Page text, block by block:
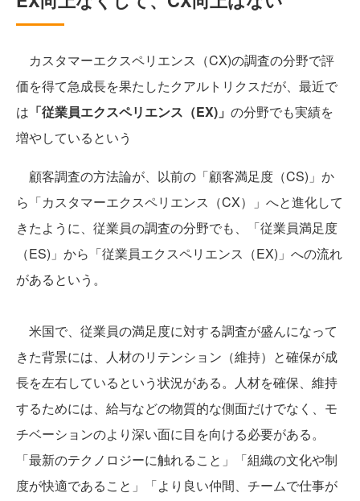
カスタマーエクスペリエンス（CX)の調査の分野で評
価を得て急成長を果たしたクアルトリクスだが、最近で
は 「従業員エクスペリエンス（EX)」 の分野でも実績を
増やしているという
顧客調査の方法論が、以前の「顧客満足度（CS)」か
ら「カスタマーエクスペリエンス（CX）」へと進化して
きたように、従業員の調査の分野でも、「従業員満足度
（ES)」から「従業員エクスペリエンス（EX)」への流れ
があるという。
米国で、従業員の満足度に対する調査が盛んになって
きた背景には、人材のリテンション（維持）と確保が成
長を左右しているという状況がある。人材を確保、維持
するためには、給与などの物質的な側面だけでなく、モ
チベーションのより深い面に目を向ける必要がある。
「最新のテクノロジーに触れること」「組織の文化や制
度が快適であること」「より良い仲間、チームで仕事が